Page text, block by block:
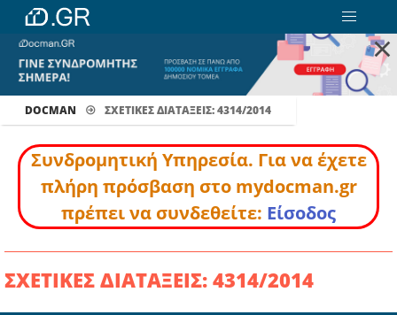
×
DOCMAN ΣΧΕΤΙΚΕΣ ΔΙΑΤΑΞΕΙΣ: 4314/2014
Συνδρομητική Υπηρεσία. Για να έχετε
πλήρη πρόσβαση στο mydocman.gr
πρέπει να συνδεθείτε: Είσοδος
ΣΧΕΤΙΚΕΣ ΔΙΑΤΑΞΕΙΣ: 4314/2014